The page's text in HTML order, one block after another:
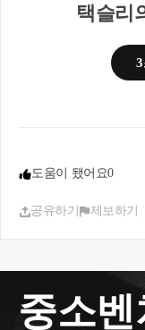
조세특례 제한법
벤처기업육성에
업의 주식매수선
:https://
조법/
택슬리
도움이 됐어요0
공유하기 제보하기
중소